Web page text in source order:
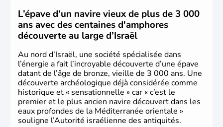
L’épave d’un navire vieux de plus de 3 000
ans avec des centaines d'amphores
découverte au large d’Israël
Au nord d’Israël, une société spécialisée dans
l’énergie a fait l’incroyable découverte d’une épave
datant de l’âge de bronze, vieille de 3 000 ans. Une
découverte archéologique déjà considérée comme
historique et « sensationnelle » car « c’est le
premier et le plus ancien navire découvert dans les
eaux profondes de la Méditerranée orientale »
souligne l’Autorité israélienne des antiquités.